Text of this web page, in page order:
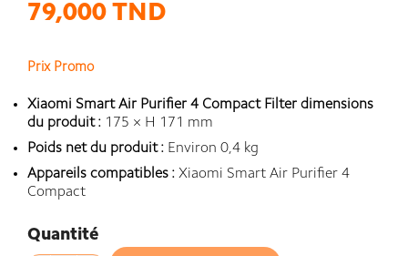
79,000 TND
Prix Promo
Xiaomi Smart Air Purifier 4 Compact Filter dimensions
du produit : 175 × H 171 mm
Poids net du produit : Environ 0,4 kg
Appareils compatibles : Xiaomi Smart Air Purifier 4
Compact
Quantité